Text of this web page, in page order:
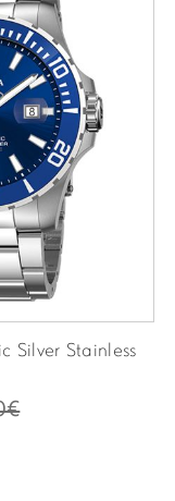
Silver Stainless